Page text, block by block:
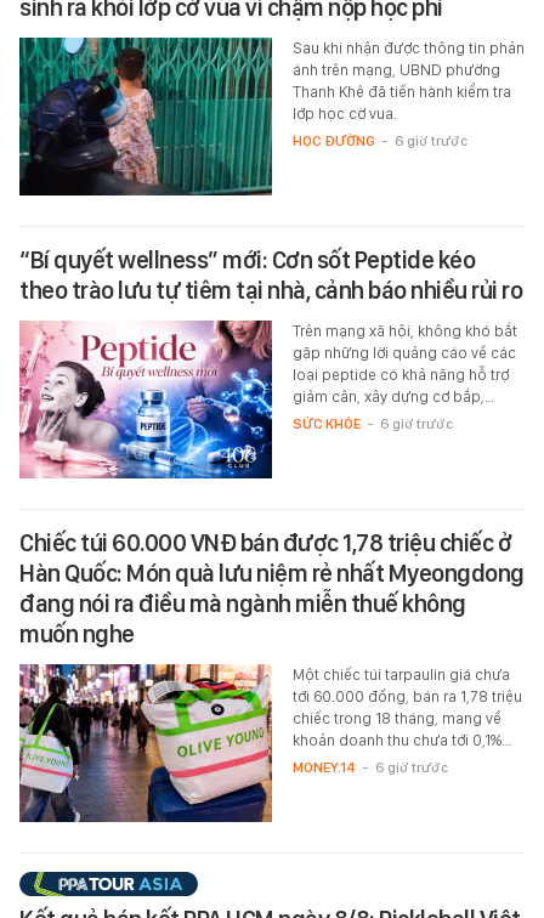
sinh ra khỏi lớp cờ vua vì chậm nộp học phí
Sau khi nhận được thông tin phản
ánh trên mạng, UBND phường
Thanh Khê đã tiến hành kiểm tra
lớp học cờ vua.
HỌC ĐƯỜNG - 6 giờ trước
“Bí quyết wellness” mới: Cơn sốt Peptide kéo
theo trào lưu tự tiêm tại nhà, cảnh báo nhiều rủi ro
Trên mạng xã hội, không khó bắt
gặp những lời quảng cáo về các
loại peptide có khả năng hỗ trợ
giảm cân, xây dựng cơ bắp,…
SỨC KHỎE - 6 giờ trước
Chiếc túi 60.000 VNĐ bán được 1,78 triệu chiếc ở
Hàn Quốc: Món quà lưu niệm rẻ nhất Myeongdong
đang nói ra điều mà ngành miễn thuế không
muốn nghe
Một chiếc túi tarpaulin giá chưa
tới 60.000 đồng, bán ra 1,78 triệu
chiếc trong 18 tháng, mang về
khoản doanh thu chưa tới 0,1%…
MONEY.14 - 6 giờ trước